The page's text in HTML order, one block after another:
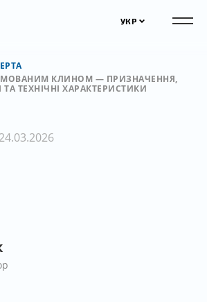
УКР
КЛИНОМ — ПРИЗНАЧЕННЯ,
ТЕХНІЧНІ ХАРАКТЕРИСТИКИ
24.03.2026